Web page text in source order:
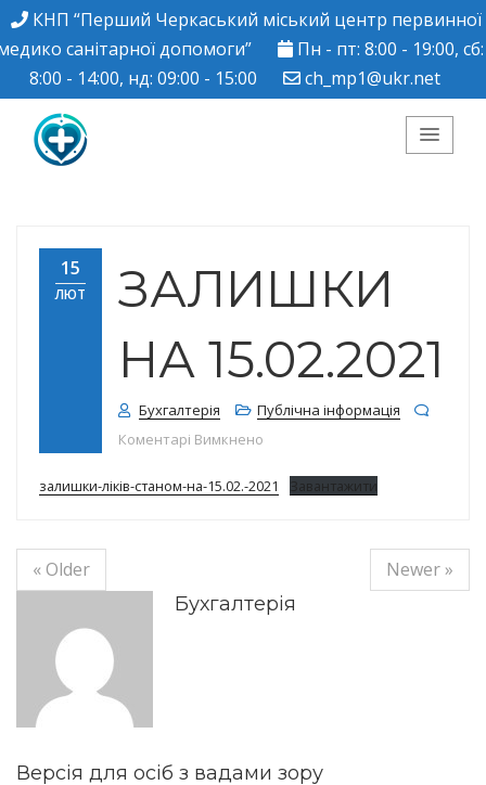
КНП “Перший Черкаський міський центр первинної
санітарної допомоги”
Пн - пт: 8:00 - 19:00, сб:
8:00 - 14:00, нд: 09:00 - 15:00
ch_mp1@ukr.net
Черкаський міський
центр ПМСД"
15
ЛЮТ
ЗАЛИШКИ
НА 15.02.2021
Бухгалтерія
Публічна інформація
Коментарі Вимкнено
залишки-ліків-станом-на-15.02.-2021 Завантажити
« Older
Newer »
Бухгалтерія
Версія для осіб з вадами зору